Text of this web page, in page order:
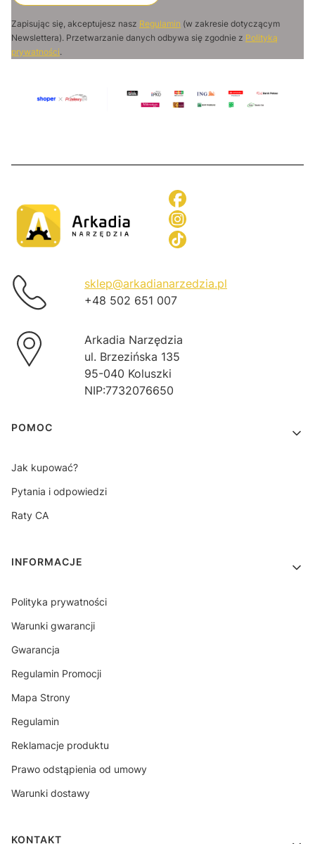
Zapisując się, akceptujesz nasz Regulamin (w zakresie dotyczącym
Newslettera). Przetwarzanie danych odbywa się zgodnie z Polityką
prywatności.
sklep@arkadianarzedzia.pl
+48 502 651 007
Arkadia Narzędzia
ul. Brzezińska 135
95-040 Koluszki
NIP:7732076650
Linki w stopce
POMOC
Jak kupować?
Pytania i odpowiedzi
Raty CA
INFORMACJE
Polityka prywatności
Warunki gwarancji
Gwarancja
Regulamin Promocji
Mapa Strony
Regulamin
Reklamacje produktu
Prawo odstąpienia od umowy
Warunki dostawy
KONTAKT